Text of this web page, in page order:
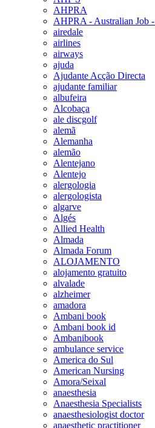
AHPRA
AHPRA - Australian Job
airedale
airlines
airways
ajuda
Ajudante Acção Directa
ajudante familiar
albufeira
Alcobaça
ale discgolf
alemã
Alemanha
alemão
Alentejano
Alentejo
alergologia
alergologista
algarve
Algés
Allied Health
Almada
Almada Forum
ALOJAMENTO
alojamento gratuito
alvalade
alzheimer
amadora
Ambani book
Ambani book id
Ambanibook
ambulance service
America do Sul
American Nursing
Amora/Seixal
anaesthesia
Anaesthesia Specialists
anaesthesiologist doctor
anaesthetic practitioner